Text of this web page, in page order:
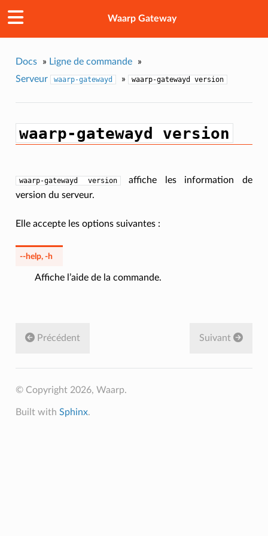
Waarp Gateway
Docs » Ligne de commande
»
Serveur
waarp-gatewayd » waarp-gatewayd version
waarp-gatewayd version
waarp-gatewayd version
affiche les information de
version du serveur.
Elle accepte les options suivantes :
--help, -h
Affiche l’aide de la commande.
Suivant
Précédent
© Copyright 2026, Waarp.
Built with Sphinx.